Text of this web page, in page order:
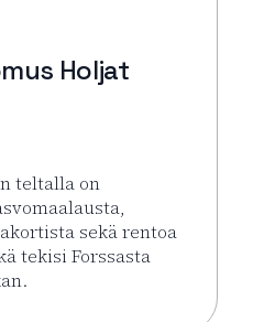
Holjat
teltalla on
sekä rentoa
tekisi Forssasta
Forssan Kokoomus Holjat